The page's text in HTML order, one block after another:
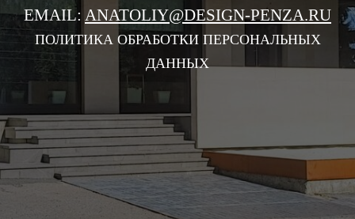
EMAIL: ANATOLIY@DESIGN-PENZA.RU
ПОЛИТИКА ОБРАБОТКИ ПЕРСОНАЛЬНЫХ
ДАННЫХ